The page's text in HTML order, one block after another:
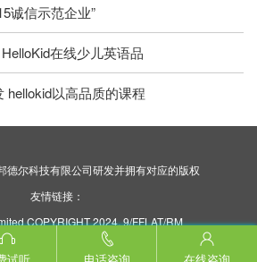
诚信示范企业”
在线少儿英语品
hellokid以高品质的课程
德尔科技有限公司研发并拥有对应的版权
友情链接：
COPYRIGHT 2024. 9/FFLAT/RM
INTERNATIONAL TOWER707-713
ROAD MONGKOK KL